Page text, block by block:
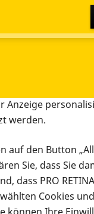
verschiedene
Dies beinhaltet
Anzeige
werden.
auf den Button
Sie, dass Sie
dass PRO
Cookies